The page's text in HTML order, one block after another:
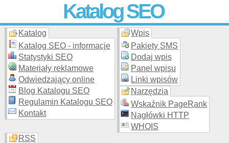
Katalog SEO
Skuteczna i promocja stron WWW –
moderowanego katalogu za darmo!
Katalog
Katalog SEO - informacje
Statystyki SEO
Materiały reklamowe
Odwiedzający online
Blog Katalogu SEO
Regulamin Katalogu SEO
Kontakt
Wpis
Pakiety SMS
Dodaj wpis
Panel wpisu
Linki wpisów
Narzędzia
Wskaźnik PageRank
Nagłówki HTTP
WHOIS
RSS